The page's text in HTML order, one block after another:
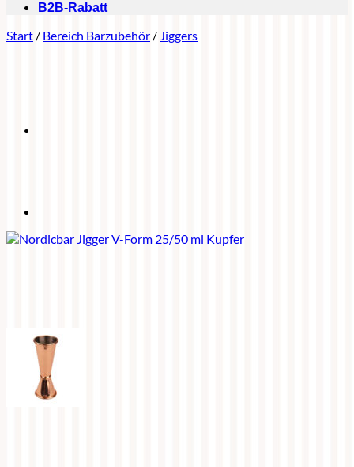
B2B-Rabatt
Start / Bereich Barzubehör / Jiggers